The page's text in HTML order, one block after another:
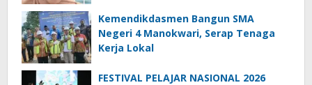
Kemendikdasmen Bangun SMA
Negeri 4 Manokwari, Serap Tenaga
Kerja Lokal
FESTIVAL PELAJAR NASIONAL 2026